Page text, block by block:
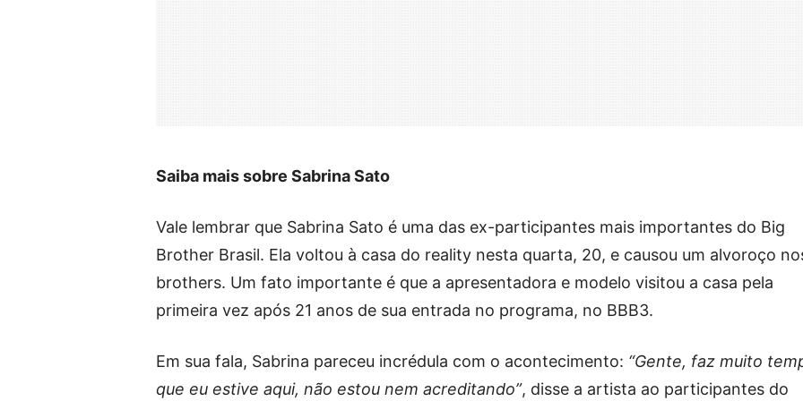
Saiba mais sobre Sabrina Sato
Vale lembrar que Sabrina Sato é uma das ex-participantes mais importantes do Big
Brother Brasil. Ela voltou à casa do reality nesta quarta, 20, e causou um alvoroço
brothers. Um fato importante é que a apresentadora e modelo visitou a casa pela
primeira vez após 21 anos de sua entrada no programa, no BBB3.
Em sua fala, Sabrina pareceu incrédula com o acontecimento: “Gente, faz muito
que eu estive aqui, não estou nem acreditando”, disse a artista ao participantes do